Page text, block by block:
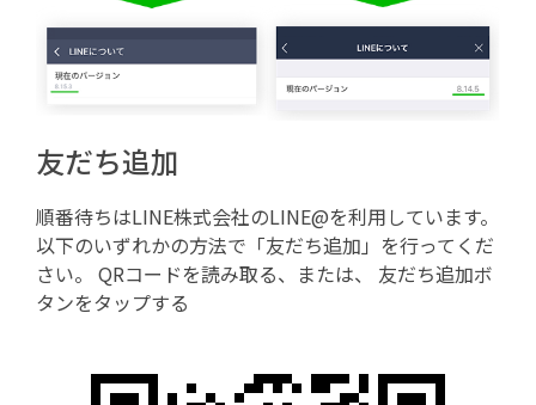
友だち追加
順番待ちはLINE株式会社のLINE@を利用しています。
以下のいずれかの方法で「友だち追加」を行ってくだ
さい。 QRコードを読み取る、または、 友だち追加ボ
タンをタップする